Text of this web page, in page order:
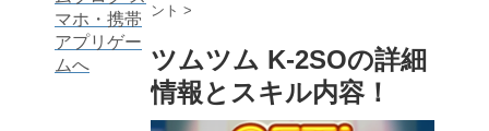
ント >
ツムツム K-2SOの詳細
情報とスキル内容！